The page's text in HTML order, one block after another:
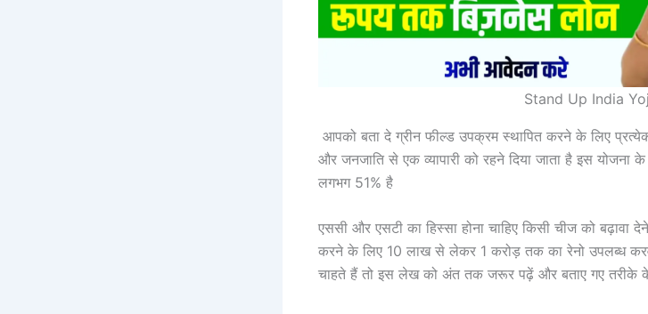
Stand Up India
आपको बता दे ग्रीन फील्ड उपक्रम स्थापित करने के लिए
और जनजाति से एक व्यापारी को रहने दिया जाता है इस योजना
लगभग 51% है
एससी और एसटी का हिस्सा होना चाहिए किसी चीज को बढ़ावा
करने के लिए 10 लाख से लेकर 1 करोड़ तक का रेनो उपलब्ध
चाहते हैं तो इस लेख को अंत तक जरूर पढ़ें और बताए गए तरीके